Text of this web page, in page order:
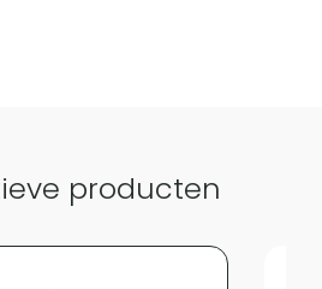
producten